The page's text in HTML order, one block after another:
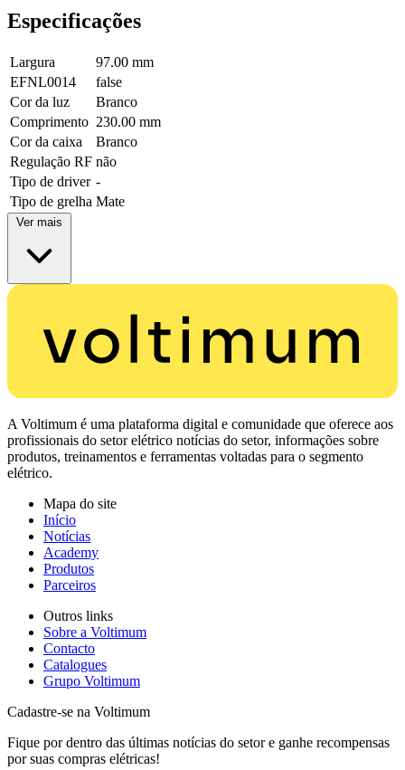
Especificações
Largura
97.00 mm
EFNL0014
false
Cor da luz
Branco
Comprimento 230.00 mm
Cor da caixa
Branco
Regulação RF não
Tipo de driver -
Tipo de grelha Mate
Ver mais
A Voltimum é uma plataforma digital e comunidade que oferece aos
profissionais do setor elétrico notícias do setor, informações sobre
produtos, treinamentos e ferramentas voltadas para o segmento
elétrico.
Mapa do site
Início
Notícias
Academy
Produtos
Parceiros
Outros links
Sobre a Voltimum
Contacto
Catalogues
Grupo Voltimum
Cadastre-se na Voltimum
Fique por dentro das últimas notícias do setor e ganhe recompensas
por suas compras elétricas!